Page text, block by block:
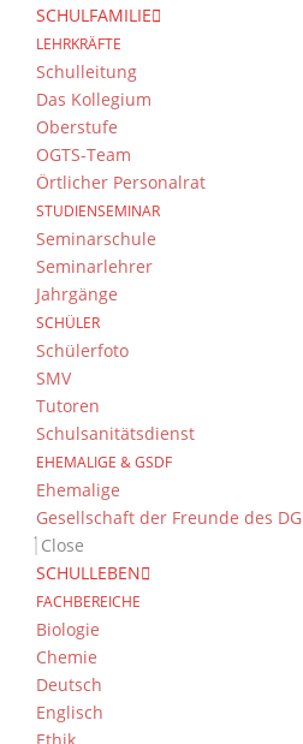
SCHULFAMILIE
LEHRKRÄFTE
Schulleitung
Das Kollegium
Oberstufe
OGTS-Team
Örtlicher Personalrat
STUDIENSEMINAR
Seminarschule
Seminarlehrer
Jahrgänge
SCHÜLER
Schülerfoto
SMV
Tutoren
Schulsanitätsdienst
EHEMALIGE & GSDF
Ehemalige
Gesellschaft der Freunde des DG
Close
SCHULLEBEN
FACHBEREICHE
Biologie
Chemie
Deutsch
Englisch